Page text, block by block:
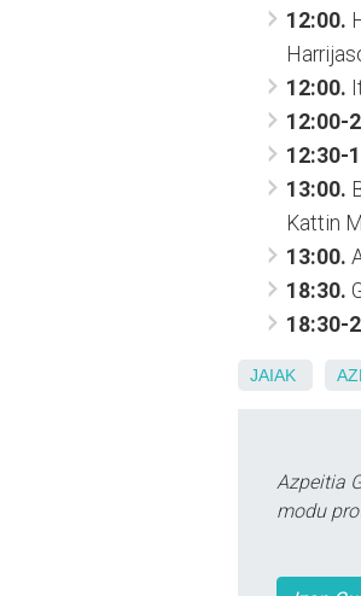
12:00.
12:00.
12:00-
12:30-
13:00.
Kattin
13:00.
18:30.
18:30-
JAIAK
Azpeitia
modu